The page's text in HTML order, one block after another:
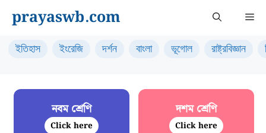
content
prayaswb.com
ইতিহাস ইংরেজি দর্শন বাংলা ভূগোল রাষ্ট্রবিজ্ঞান
নবম শ্রেণি
Click here
দশম শ্রেণি
Click here